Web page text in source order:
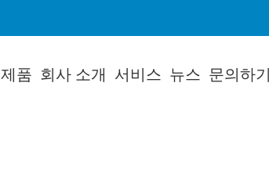
제품 회사 소개 서비스 뉴스 문의하기